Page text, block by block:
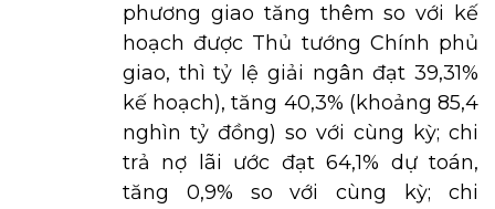
phương giao tăng thêm so với kế
hoạch được Thủ tướng Chính phủ
giao, thì tỷ lệ giải ngân đạt 39,31%
kế hoạch), tăng 40,3% (khoảng 85,4
nghìn tỷ đồng) so với cùng kỳ; chi
trả nợ lãi ước đạt 64,1% dự toán,
tăng 0,9% so với cùng kỳ; chi